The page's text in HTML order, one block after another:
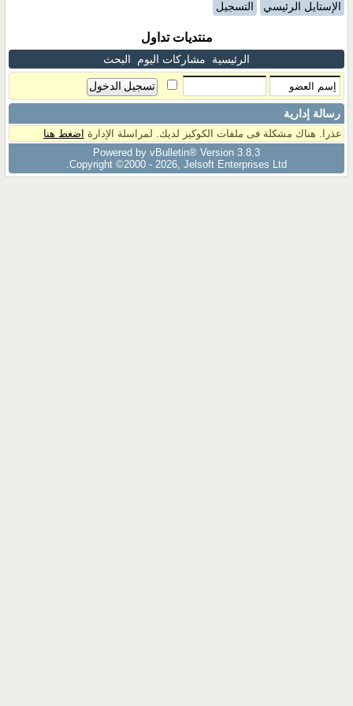
الإستايل الرئيسي التسجيل
منتديات تداول
الرئيسية مشاركات اليوم البحث
رسالة إدارية
عذرا. هناك مشكلة فى ملفات الكوكيز لديك. لمراسلة الإدارة اضغط هنا
Powered by vBulletin® Version 3.8.3
Copyright ©2000 - 2026, Jelsoft Enterprises Ltd.